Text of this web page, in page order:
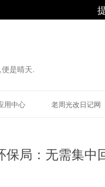
是晴天.
用中心 老周光改日记网
保局：无需集中